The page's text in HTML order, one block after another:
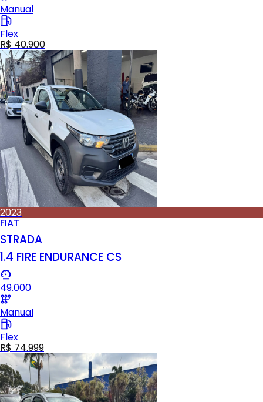
Manual
Flex
R$ 40.900
2023
FIAT
STRADA
1.4 FIRE ENDURANCE CS
49.000
Manual
Flex
R$ 74.999